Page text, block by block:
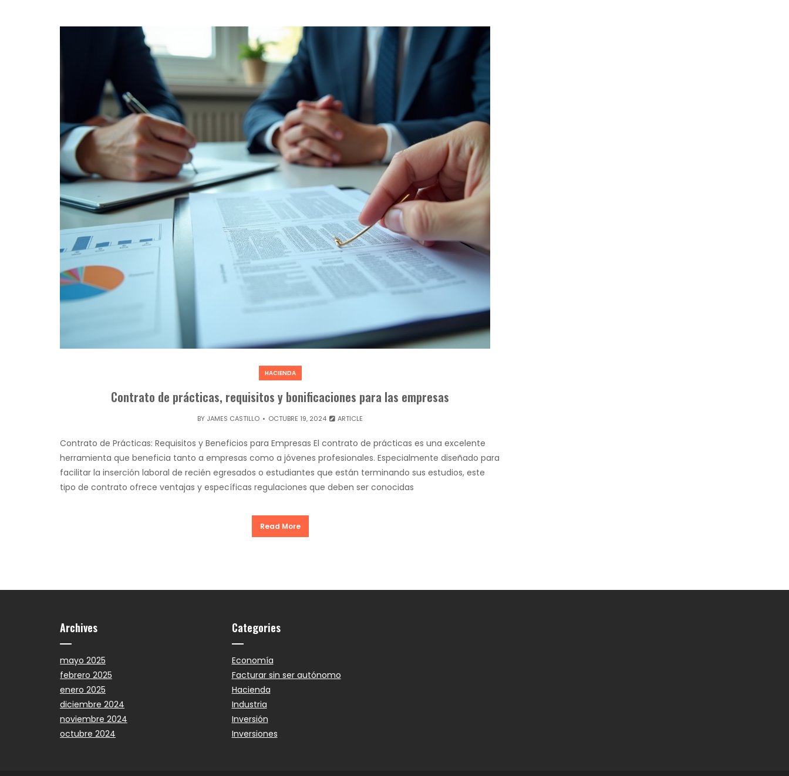
HACIENDA
Contrato de prácticas, requisitos y bonificaciones para las empresas
BY JAMES CASTILLO OCTUBRE 19, 2024 ARTICLE
Contrato de Prácticas: Requisitos y Beneficios para Empresas El contrato de prácticas es una excelente
herramienta que beneficia tanto a empresas como a jóvenes profesionales. Especialmente diseñado para
facilitar la inserción laboral de recién egresados o estudiantes que están terminando sus estudios, este
tipo de contrato ofrece ventajas y específicas regulaciones que deben ser conocidas
Read More
Archives
mayo 2025
febrero 2025
enero 2025
diciembre 2024
noviembre 2024
octubre 2024
Categories
Economía
Facturar sin ser autónomo
Hacienda
Industria
Inversión
Inversiones